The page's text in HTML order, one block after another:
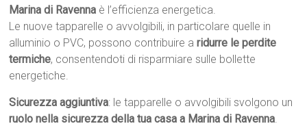
Marina di Ravenna è l’efficienza energetica.
Le nuove tapparelle o avvolgibili, in particolare quelle in
alluminio o PVC, possono contribuire aridurre le perdite
termiche, consentendoti di risparmiare sulle bollette
energetiche.
Sicurezza aggiuntiva: le tapparelle o avvolgibili svolgono un
ruolo nella sicurezza della tua casa a Marina di Ravenna.